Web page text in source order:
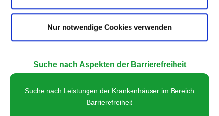
Nur notwendige Cookies verwenden
Suche nach Aspekten der Barrierefreiheit
Suche nach Leistungen der Krankenhäuser im Bereich
Barrierefreiheit